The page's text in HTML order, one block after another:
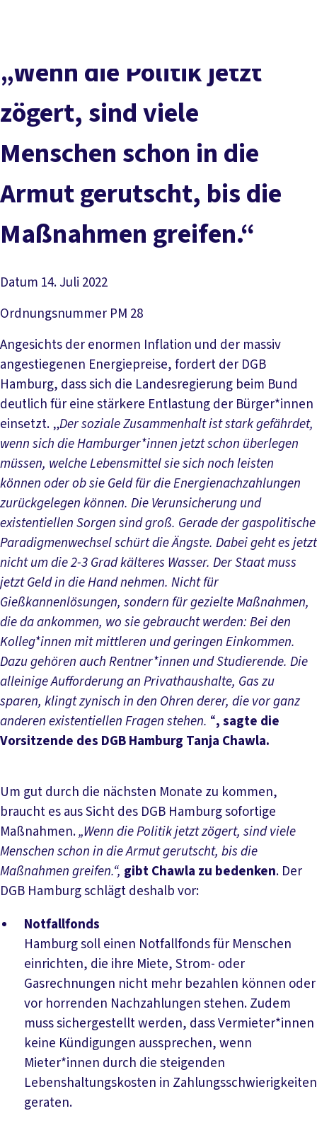
Service
Mitmachen
„Wenn die Politik jetzt
zögert, sind viele
Menschen schon in die
Armut gerutscht, bis die
Maßnahmen greifen.“
Datum 14. Juli 2022
Ordnungsnummer PM 28
Angesichts der enormen Inflation und der massiv
angestiegenen Energiepreise, fordert der DGB
Hamburg, dass sich die Landesregierung beim Bund
deutlich für eine stärkere Entlastung der Bürger*innen
einsetzt. „Der soziale Zusammenhalt ist stark gefährdet,
wenn sich die Hamburger*innen jetzt schon überlegen
müssen, welche Lebensmittel sie sich noch leisten
können oder ob sie Geld für die Energienachzahlungen
zurückgelegen können. Die Verunsicherung und
existentiellen Sorgen sind groß. Gerade der gaspolitische
Paradigmenwechsel schürt die Ängste. Dabei geht es jetzt
nicht um die 2-3 Grad kälteres Wasser. Der Staat muss
jetzt Geld in die Hand nehmen. Nicht für
Gießkannenlösungen, sondern für gezielte Maßnahmen,
die da ankommen, wo sie gebraucht werden: Bei den
Kolleg*innen mit mittleren und geringen Einkommen.
Dazu gehören auch Rentner*innen und Studierende. Die
alleinige Aufforderung an Privathaushalte, Gas zu
sparen, klingt zynisch in den Ohren derer, die vor ganz
anderen existentiellen Fragen stehen. “, sagte die
Vorsitzende des DGB Hamburg Tanja Chawla.
Um gut durch die nächsten Monate zu kommen,
braucht es aus Sicht des DGB Hamburg sofortige
Maßnahmen.„Wenn die Politik jetzt zögert, sind viele
Menschen schon in die Armut gerutscht, bis die
Maßnahmen greifen.“, gibt Chawla zu bedenken. Der
DGB Hamburg schlägt deshalb vor:
Notfallfonds
Hamburg soll einen Notfallfonds für Menschen
einrichten, die ihre Miete, Strom- oder
Gasrechnungen nicht mehr bezahlen können oder
vor horrenden Nachzahlungen stehen. Zudem
muss sichergestellt werden, dass Vermieter*innen
keine Kündigungen aussprechen, wenn
Mieter*innen durch die steigenden
Lebenshaltungskosten in Zahlungsschwierigkeiten
geraten.